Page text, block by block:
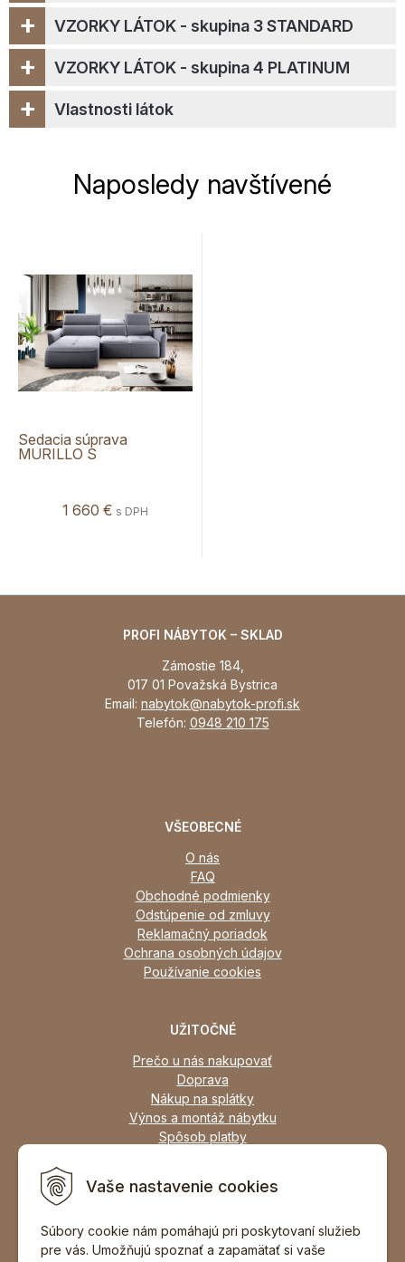
Vaše nastavenie cookies
Súbory cookie nám pomáhajú pri poskytovaní služieb
pre vás. Umožňujú spoznať a zapamätať si vaše
VZORKY LÁTOK - skupina 3 STANDARD
+
VZORKY LÁTOK - skupina 4 PLATINUM
+
Vlastnosti látok
+
Naposledy navštívené
Sedacia súprava
MURILLO S
1 660 € s DPH
PROFI NÁBYTOK – SKLAD
Zámostie 184,
017 01 Považská Bystrica
Email: nabytok@nabytok-profi.sk
Telefón: 0948 210 175
VŠEOBECNÉ
O nás
FAQ
Obchodné podmienky
Odstúpenie od zmluvy
Reklamačný poriadok
Ochrana osobných údajov
Používanie cookies
UŽITOČNÉ
Prečo u nás nakupovať
Doprava
Nákup na splátky
Výnos a montáž nábytku
Spôsob platby
Zariadime všetky typy interiérov
DOPORUČIŤ ZNÁMEMU